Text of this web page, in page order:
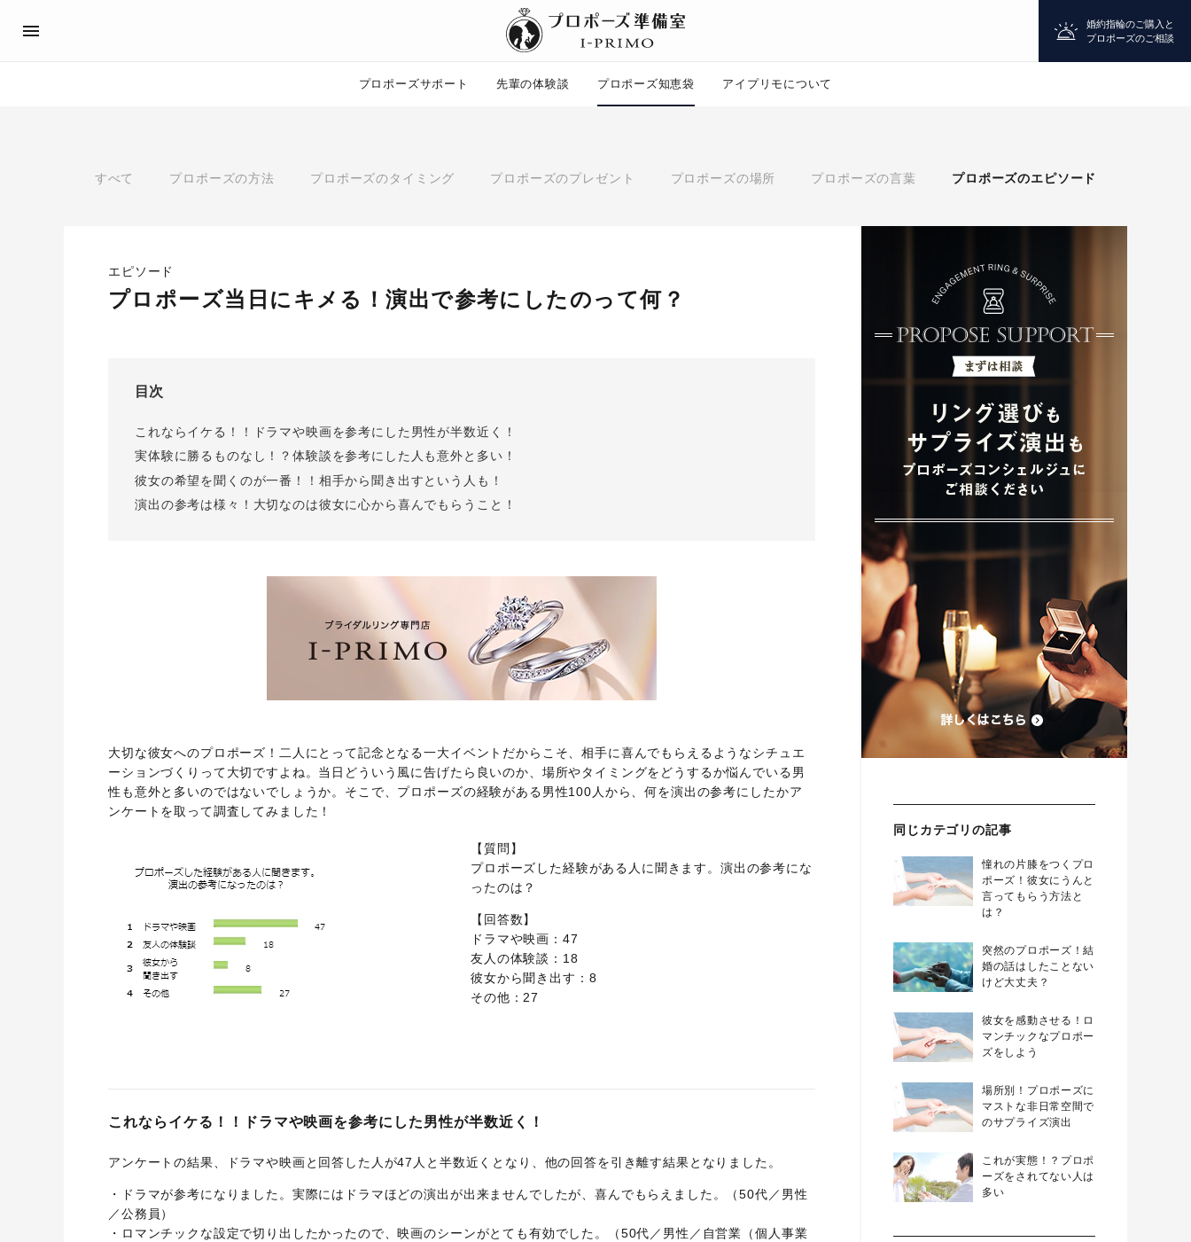
婚約指輪のご購入と
プロポーズのご相談
プロポーズサポート 先輩の体験談 プロポーズ知恵袋 アイプリモについて
すべて プロポーズの方法 プロポーズのタイミング プロポーズのプレゼント プロポーズの場所 プロポーズの言葉 プロポーズのエピソード
エピソード
プロポーズ当日にキメる！演出で参考にしたのって何？
目次
これならイケる！！ドラマや映画を参考にした男性が半数近く！
実体験に勝るものなし！？体験談を参考にした人も意外と多い！
彼女の希望を聞くのが一番！！相手から聞き出すという人も！
演出の参考は様々！大切なのは彼女に心から喜んでもらうこと！
大切な彼女へのプロポーズ！二人にとって記念となる一大イベントだからこそ、相手に喜んでもらえるようなシチュエ
ーションづくりって大切ですよね。当日どういう風に告げたら良いのか、場所やタイミングをどうするか悩んでいる男
性も意外と多いのではないでしょうか。そこで、プロポーズの経験がある男性100人から、何を演出の参考にしたかア
ンケートを取って調査してみました！
【質問】
プロポーズした経験がある人に聞きます。演出の参考にな
ったのは？
【回答数】
ドラマや映画：47
友人の体験談：18
彼女から聞き出す：8
その他：27
これならイケる！！ドラマや映画を参考にした男性が半数近く！
アンケートの結果、ドラマや映画と回答した人が47人と半数近くとなり、他の回答を引き離す結果となりました。
・ドラマが参考になりました。実際にはドラマほどの演出が出来ませんでしたが、喜んでもらえました。（50代／男性
／公務員）
・ロマンチックな設定で切り出したかったので、映画のシーンがとても有効でした。（50代／男性／自営業（個人事業
同じカテゴリの記事
憧れの片膝をつくプロ
ポーズ！彼女にうんと
言ってもらう方法と
は？
突然のプロポーズ！結
婚の話はしたことない
けど大丈夫？
彼女を感動させる！ロ
マンチックなプロポー
ズをしよう
場所別！プロポーズに
マストな非日常空間で
のサプライズ演出
これが実態！？プロポ
ーズをされてない人は
多い
プロポーズ
おすすめの婚約指輪
パーフェクトプロポーズリング®
ピックアップ
場所
言葉 エピソード
婚約指輪のご購入と
I-PRIMO公式サイト
I-PRIMO公式オンラインショップ
プロポーズ
婚約指輪
マッチング診断
プロポーズプラン検索